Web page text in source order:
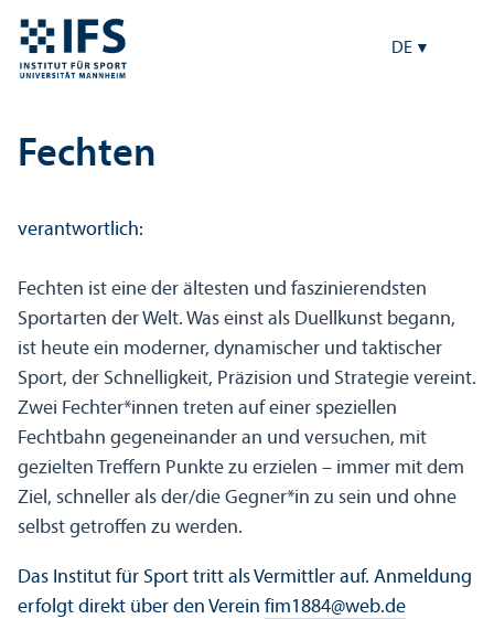
DE
Fechten
verantwortlich:
Fechten ist eine der ältesten und faszinierendsten
Sportarten der Welt. Was einst als Duellkunst begann,
ist heute ein moderner, dynamischer und taktischer
Sport, der Schnelligkeit, Präzision und Strategie vereint.
Zwei Fechter*innen treten auf einer speziellen
Fechtbahn gegeneinander an und versuchen, mit
gezielten Treffern Punkte zu erzielen – immer mit dem
Ziel, schneller als der/die Gegner*in zu sein und ohne
selbst getroffen zu werden.
Das Institut für Sport tritt als Vermittler auf. Anmeldung
erfolgt direkt über den Verein fim1884@web.de